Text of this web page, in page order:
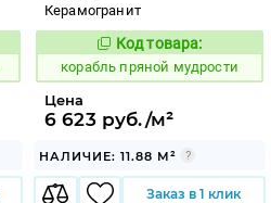
Керамогранит
774930
Код товара:
корабль пряной мудрости
Цена
6 623 руб./м²
НАЛИЧИЕ: 11.88 М²
Заказ в 1 клик